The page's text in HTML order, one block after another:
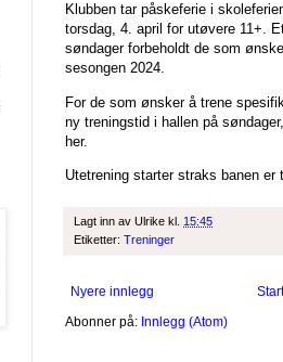
Klubben tar påskeferie i
torsdag, 4. april for utøvere 11+.
søndager forbeholdt de som
sesongen 2024.
For de som ønsker å trene
ny treningstid i hallen på
her.
Utetrening starter straks banen er
Lagt inn av Ulrike kl. 15:45
Etiketter: Treninger
Nyere innlegg
Abonner på: Innlegg (Atom)